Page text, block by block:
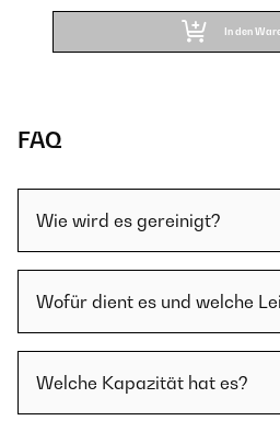
In den
FAQ
Wie wird es gereinigt?
Wofür dient es und welche
Welche Kapazität hat es?